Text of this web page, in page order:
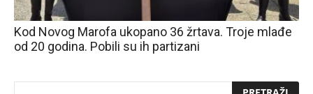
Kod Novog Marofa ukopano 36 žrtava. Troje mlađe
od 20 godina. Pobili su ih partizani